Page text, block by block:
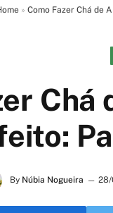
» Como Fazer Chá de
By Núbia Nogueira 28/